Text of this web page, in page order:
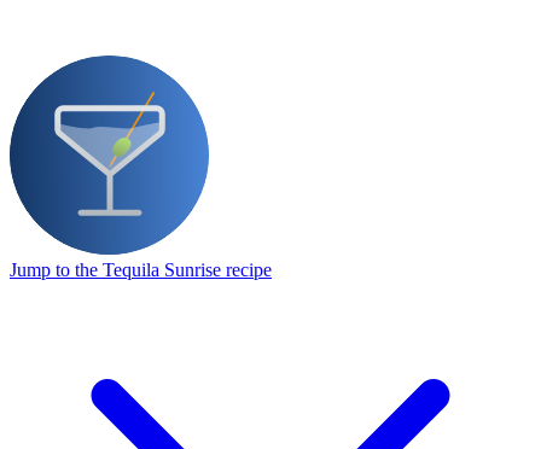
Jump to the Tequila Sunrise recipe